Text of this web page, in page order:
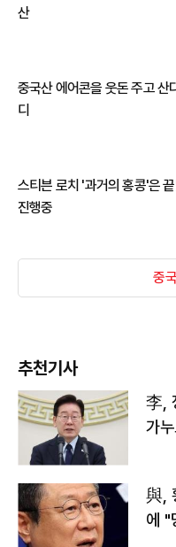
산
중국산 에어콘을 웃돈 주고 산
디
스티븐 로치 '과거의 홍콩'은
진행중
중
추천기사
李,
가
與,
에 "